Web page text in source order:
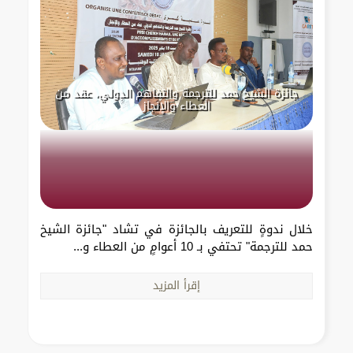
جائزة الشيخ حمد للترجمة والتفاهم الدولي، عقد من
العطاء والإنجاز
خلال ندوةٍ للتعريف بالجائزة في تشاد "جائزة الشيخ
حمد للترجمة" تحتفي بـ 10 أعوامٍ من العطاء و...
إقرأ المزيد